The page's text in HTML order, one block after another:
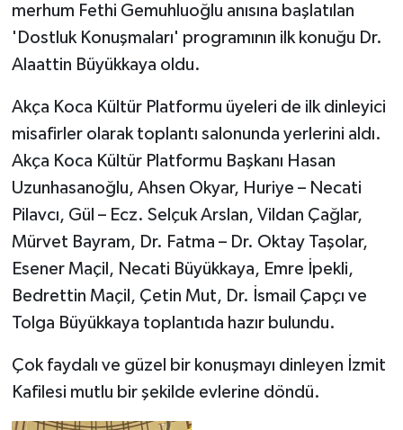
merhum Fethi Gemuhluoğlu anısına başlatılan
'Dostluk Konuşmaları' programının ilk konuğu Dr.
Alaattin Büyükkaya oldu.
Akça Koca Kültür Platformu üyeleri de ilk dinleyici
misafirler olarak toplantı salonunda yerlerini aldı.
Akça Koca Kültür Platformu Başkanı Hasan
Uzunhasanoğlu, Ahsen Okyar, Huriye – Necati
Pilavcı, Gül – Ecz. Selçuk Arslan, Vildan Çağlar,
Mürvet Bayram, Dr. Fatma – Dr. Oktay Taşolar,
Esener Maçil, Necati Büyükkaya, Emre İpekli,
Bedrettin Maçil, Çetin Mut, Dr. İsmail Çapçı ve
Tolga Büyükkaya toplantıda hazır bulundu.
Çok faydalı ve güzel bir konuşmayı dinleyen İzmit
Kafilesi mutlu bir şekilde evlerine döndü.